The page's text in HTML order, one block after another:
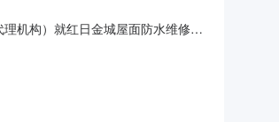
机构）就红日金城屋面防水维修工
质量标准：合格招标范围：屋面防